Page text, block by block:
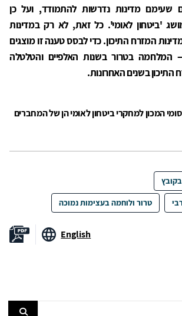
שעימם מדינות נדרשות להתמודד, ועל כן
'ביטחון לאומי'. כל זאת, לא רק במדינות
המזרח התיכון. כדי לבסס טענה זו מוצגים
המלחמה בטרור בשנות האלפיים והטלטלה
בשנים האחרונות.
המכון למחקרי ביטחון לאומי הן של המחברים
טרור ולוחמה בעצימות נמוכה
English